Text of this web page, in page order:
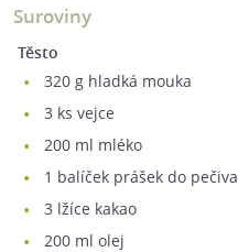
Suroviny
Těsto
320 g hladká mouka
3 ks vejce
200 ml mléko
1 balíček prášek do pečiva
3 lžíce kakao
200 ml olej